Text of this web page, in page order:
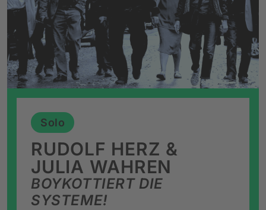
Solo
BOYKOTTIERT DIE
SYSTEME!
RUDOLF HERZ &
JULIA WAHREN